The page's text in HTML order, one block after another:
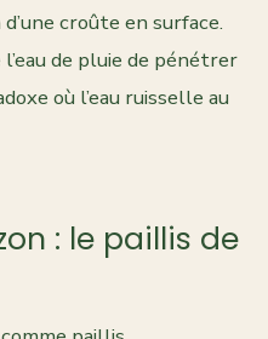
croûte en surface.
de pluie de pénétrer
où l’eau ruisselle au
: le paillis de